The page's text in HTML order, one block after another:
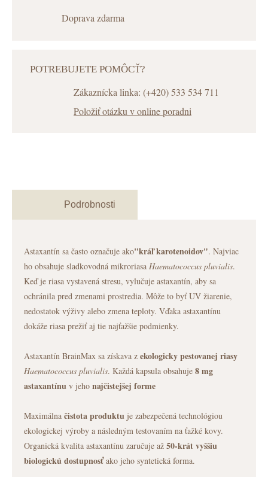
Doprava zdarma
POTREBUJETE POMÔCŤ?
Zákaznícka linka: (+420) 533 534 711
Položiť otázku v online poradni
Podrobnosti
Astaxantín sa často označuje ako"kráľ karotenoidov". Najviac
ho obsahuje sladkovodná mikroriasa Haematococcus pluvialis.
Keď je riasa vystavená stresu, vylučuje astaxantín, aby sa
ochránila pred zmenami prostredia. Môže to byť UV žiarenie,
nedostatok výživy alebo zmena teploty. Vďaka astaxantínu
dokáže riasa prežiť aj tie najťažšie podmienky.
Astaxantín BrainMax sa získava z ekologicky pestovanej riasy
Haematococcus pluvialis. Každá kapsula obsahuje 8 mg
astaxantínu v jeho najčistejšej forme
Maximálna čistota produktu je zabezpečená technológiou
ekologickej výroby a následným testovaním na ťažké kovy.
Organická kvalita astaxantínu zaručuje až 50-krát vyššiu
biologickú dostupnosťako jeho syntetická forma.